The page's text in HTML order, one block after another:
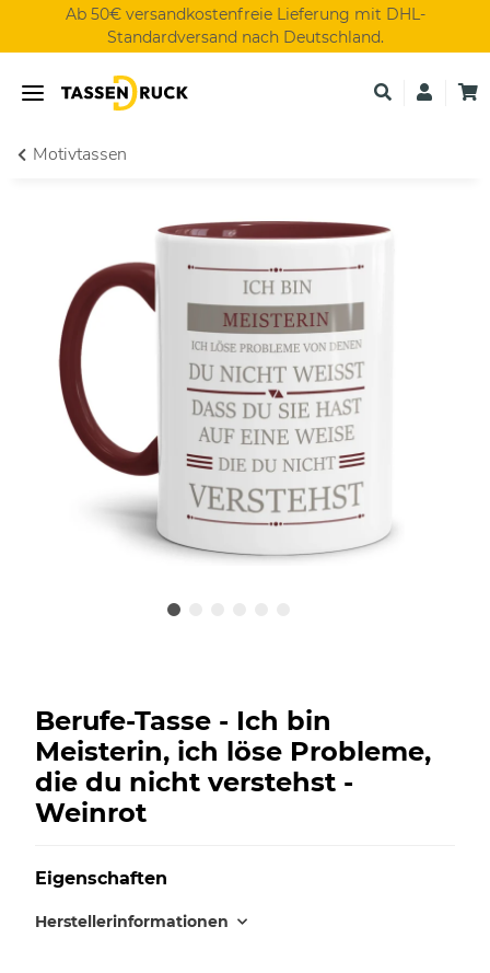
Ab 50€ versandkostenfreie Lieferung mit DHL-
Standardversand nach Deutschland.
Motivtassen
Berufe-Tasse - Ich bin
Meisterin, ich löse Probleme,
die du nicht verstehst -
Weinrot
Eigenschaften
Herstellerinformationen